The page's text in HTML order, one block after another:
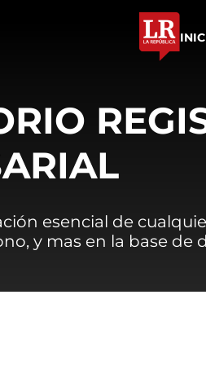
esencial de
y mas en la base